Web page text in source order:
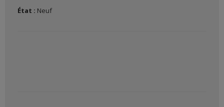
État : Neuf